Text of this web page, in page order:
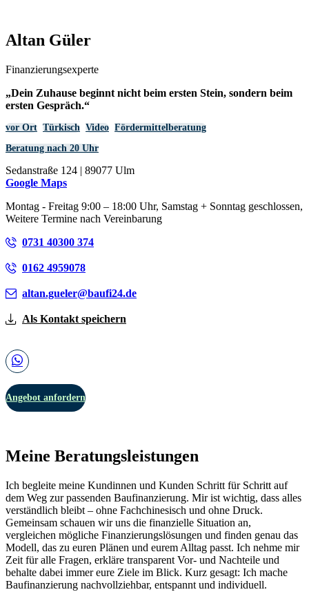
Altan Güler
Finanzierungsexperte
„Dein Zuhause beginnt nicht beim ersten Stein, sondern beim
ersten Gespräch.“
vor Ort Türkisch Video Fördermittelberatung
Beratung nach 20 Uhr
Sedanstraße 124 | 89077 Ulm
Google Maps
Montag - Freitag 9:00 – 18:00 Uhr, Samstag + Sonntag geschlossen,
Weitere Termine nach Vereinbarung
0731 40300 374
0162 4959078
altan.gueler@baufi24.de
Als Kontakt speichern
Angebot anfordern
Meine Beratungsleistungen
Ich begleite meine Kundinnen und Kunden Schritt für Schritt auf
dem Weg zur passenden Baufinanzierung. Mir ist wichtig, dass alles
verständlich bleibt – ohne Fachchinesisch und ohne Druck.
Gemeinsam schauen wir uns die finanzielle Situation an,
vergleichen mögliche Finanzierungslösungen und finden genau das
Modell, das zu euren Plänen und eurem Alltag passt. Ich nehme mir
Zeit für alle Fragen, erkläre transparent Vor- und Nachteile und
behalte dabei immer eure Ziele im Blick. Kurz gesagt: Ich mache
Baufinanzierung nachvollziehbar, entspannt und individuell.